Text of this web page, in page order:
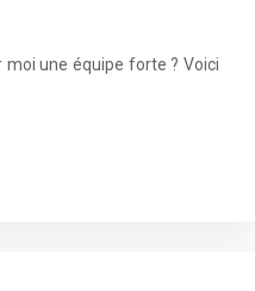
moi une équipe forte ? Voici